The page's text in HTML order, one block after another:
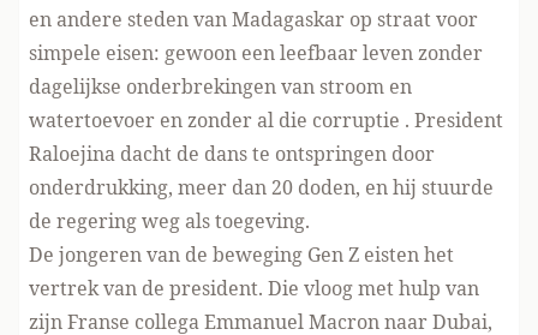
en andere steden van Madagaskar op straat voor
simpele eisen: gewoon een leefbaar leven zonder
dagelijkse onderbrekingen van stroom en
watertoevoer en zonder al die corruptie . President
Raloejina dacht de dans te ontspringen door
onderdrukking, meer dan 20 doden, en hij stuurde
de regering weg als toegeving.
De jongeren van de beweging Gen Z eisten het
vertrek van de president. Die vloog met hulp van
zijn Franse collega Emmanuel Macron naar Dubai,